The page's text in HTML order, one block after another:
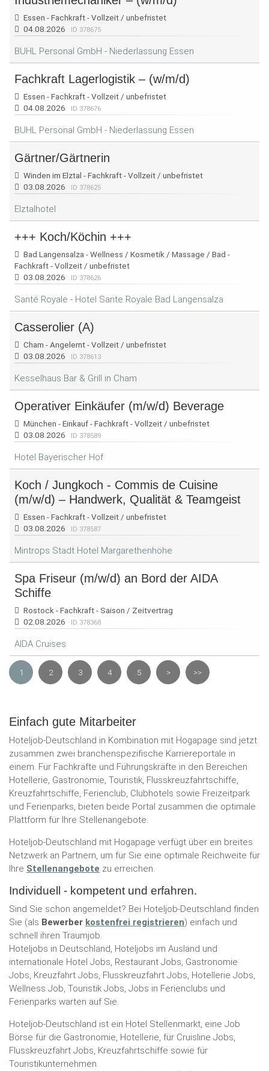
Essen - Fachkraft - Vollzeit / unbefristet
04.08.2026
ID 378675
BUHL Personal GmbH - Niederlassung Essen
Fachkraft Lagerlogistik – (w/m/d)
Essen - Fachkraft - Vollzeit / unbefristet
04.08.2026
ID 378676
BUHL Personal GmbH - Niederlassung Essen
Gärtner/Gärtnerin
Winden im Elztal - Fachkraft - Vollzeit / unbefristet
03.08.2026
ID 378625
Elztalhotel
+++ Koch/Köchin +++
Bad Langensalza - Wellness / Kosmetik / Massage / Bad -
Fachkraft - Vollzeit / unbefristet
03.08.2026
ID 378626
Santé Royale - Hotel Sante Royale Bad Langensalza
Casserolier (A)
Cham - Angelernt - Vollzeit / unbefristet
03.08.2026
ID 378613
Kesselhaus Bar & Grill in Cham
Operativer Einkäufer (m/w/d) Beverage
München - Einkauf - Fachkraft - Vollzeit / unbefristet
03.08.2026
ID 378589
Hotel Bayerischer Hof
Koch / Jungkoch - Commis de Cuisine
(m/w/d) – Handwerk, Qualität & Teamgeist
Essen - Fachkraft - Vollzeit / unbefristet
03.08.2026
ID 378587
Mintrops Stadt Hotel Margarethenhöhe
Spa Friseur (m/w/d) an Bord der AIDA
Schiffe
Rostock - Fachkraft - Saison / Zeitvertrag
02.08.2026
ID 378368
AIDA Cruises
1 2 3 4 5 > >>
Einfach gute Mitarbeiter
Hoteljob-Deutschland in Kombination mit Hogapage sind jetzt
zusammen zwei branchenspezifische Karriereportale in
einem. Für Fachkräfte und Führungskräfte in den Bereichen
Hotellerie, Gastronomie, Touristik, Flusskreuzfahrtschiffe,
Kreuzfahrtschiffe, Ferienclub, Clubhotels sowie Freizeitpark
und Ferienparks, bieten beide Portal zusammen die optimale
Plattform für Ihre Stellenangebote.
Hoteljob-Deutschland mit Hogapage verfügt über ein breites
Netzwerk an Partnern, um für Sie eine optimale Reichweite für
Ihre Stellenangebote zu erreichen.
Individuell - kompetent und erfahren.
Sind Sie schon angemeldet? Bei Hoteljob-Deutschland finden
Sie (als Bewerber kostenfrei registrieren) einfach und
schnell ihren Traumjob.
Hoteljobs in Deutschland, Hoteljobs im Ausland und
internationale Hotel Jobs, Restaurant Jobs, Gastronomie
Jobs, Kreuzfahrt Jobs, Flusskreuzfahrt Jobs, Hotellerie Jobs,
Wellness Job, Touristik Jobs, Jobs in Ferienclubs und
Ferienparks warten auf Sie.
Hoteljob-Deutschland ist ein Hotel Stellenmarkt, eine Job
Börse für die Gastronomie, Hotellerie, für Cruisline Jobs,
Flusskreuzfahrt Jobs, Kreuzfahrtschiffe sowie für
Touristikunternehmen.